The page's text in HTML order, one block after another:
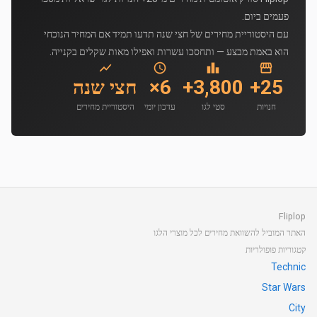
פעמים ביום.
עם היסטוריית מחירים של חצי שנה תדעו תמיד אם המחיר הנוכחי
הוא באמת מבצע — ותחסכו עשרות ואפילו מאות שקלים בקנייה.
25+
חנויות
3,800+
סטי לגו
6×
עדכון יומי
חצי שנה
היסטוריית מחירים
Fliplop
האתר המוביל להשוואת מחירים לכל מוצרי הלגו
קטגוריות פופולריות
Technic
Star Wars
City